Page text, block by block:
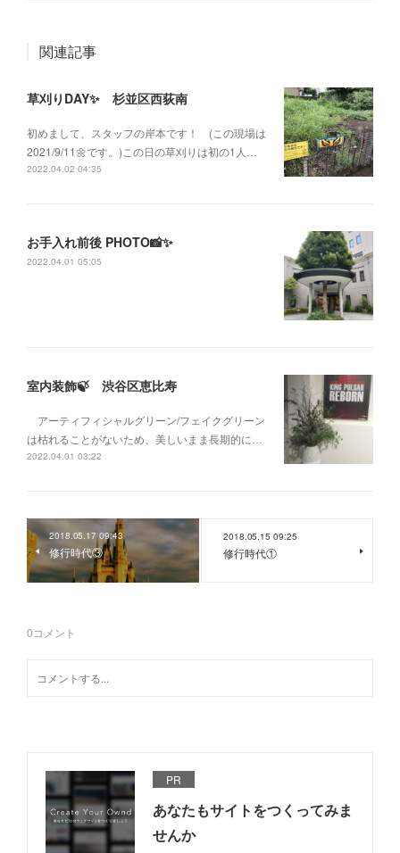
関連記事
草刈りDAY✨ 杉並区西荻南
初めまして、スタッフの岸本です！ (この現場は
2021/9/11🌼です。)この日の草刈りは初の1人…
2022.04.02 04:35
お手入れ前後 PHOTO📸✨
2022.04.01 05:05
室内装飾🍃 渋谷区恵比寿
アーティフィシャルグリーン/フェイクグリーン
は枯れることがないため、美しいまま長期的に…
2022.04.01 03:22
2018.05.17 09:43
修行時代③
2018.05.15 09:25
修行時代①
0コメント
PR
あなたもサイトをつくってみま
せんか